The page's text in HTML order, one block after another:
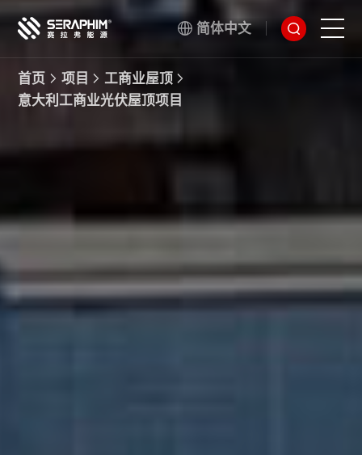
技术
服务
简体中文
首页 项目
工商业屋顶
意大利工商业光伏屋顶项目